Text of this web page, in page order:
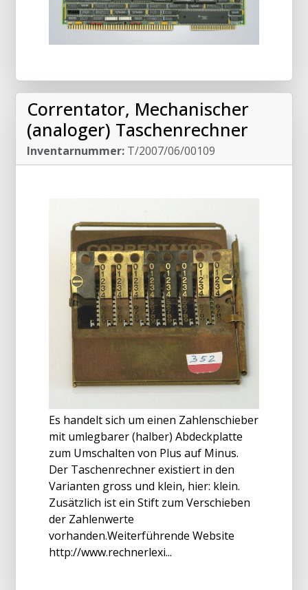
Correntator, Mechanischer
(analoger) Taschenrechner
Inventarnummer: T/2007/06/00109
Es handelt sich um einen Zahlenschieber
mit umlegbarer (halber) Abdeckplatte
zum Umschalten von Plus auf Minus.
Der Taschenrechner existiert in den
Varianten gross und klein, hier: klein.
Zusätzlich ist ein Stift zum Verschieben
der Zahlenwerte
vorhanden.Weiterführende Website
http://www.rechnerlexi...